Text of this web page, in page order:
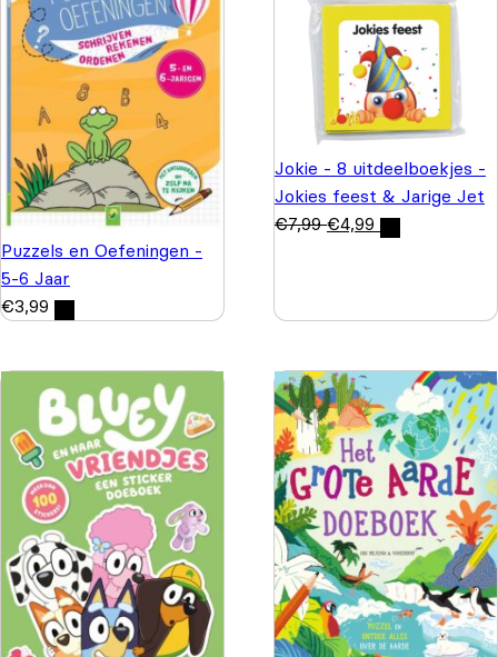
Puzzels en Oefeningen -
5-6 Jaar
€3,99
Jokie - 8 uitdeelboekjes -
Jokies feest & Jarige Jet
€7,99 €4,99